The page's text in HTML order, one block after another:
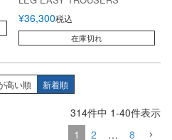
¥36,300税込
在庫切れ
高い順 新着順
314件中 1-40件表示
1
2 … 8